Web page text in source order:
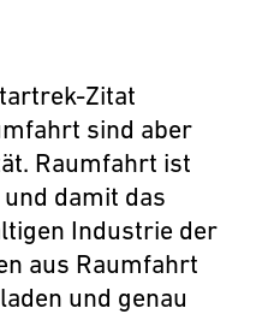
Zitat
sind aber
Raumfahrt ist
damit das
Industrie der
aus Raumfahrt
und genau